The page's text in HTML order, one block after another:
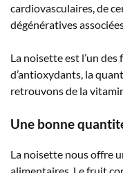
cardiovasculaires, de
dégénératives associées
La noisette est l’un
d’antioxydants, la
retrouvons de la
Une bonne
La noisette nous offre